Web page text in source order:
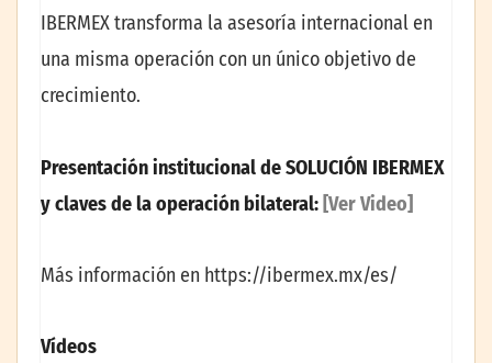
IBERMEX transforma la asesoría internacional en
una misma operación con un único objetivo de
crecimiento.
Presentación institucional de SOLUCIÓN IBERMEX
y claves de la operación bilateral: [Ver Video]
Más información en https://ibermex.mx/es/
Vídeos